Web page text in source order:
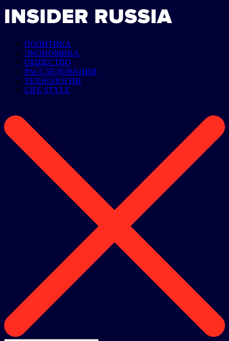
ПОЛИТИКА
ЭКОНОМИКА
ОБЩЕСТВО
РАССЛЕДОВАНИЯ
ТЕХНОЛОГИИ
LIFE STYLE